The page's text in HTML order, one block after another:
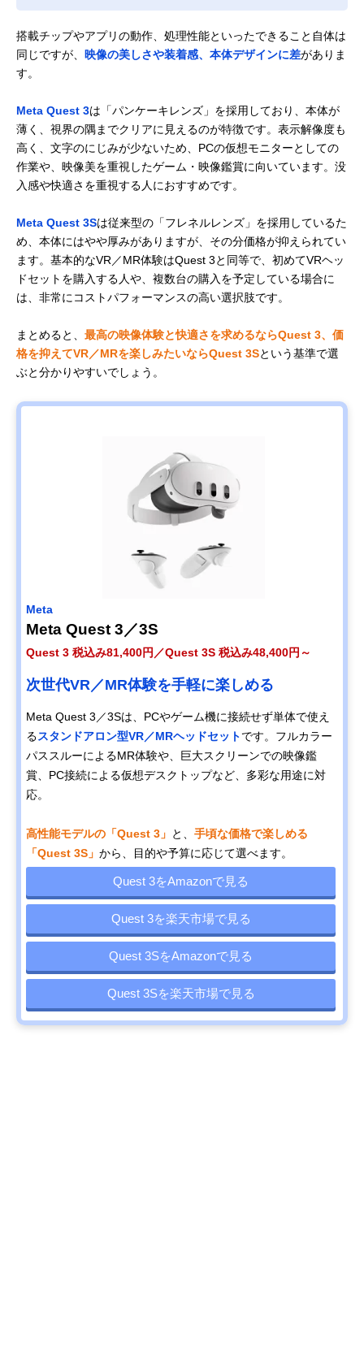
搭載チップやアプリの動作、処理性能といったできること自体は
同じですが、 映像の美しさや装着感、本体デザインに差がありま
す。
Meta Quest 3は「パンケーキレンズ」を採用しており、本体が
薄く、視界の隅までクリアに見えるのが特徴です。表示解像度も
高く、文字のにじみが少ないため、PCの仮想モニターとしての
作業や、映像美を重視したゲーム・映像鑑賞に向いています。没
入感や快適さを重視する人におすすめです。
Meta Quest 3Sは従来型の「フレネルレンズ」を採用しているた
め、本体にはやや厚みがありますが、その分価格が抑えられてい
ます。基本的なVR／MR体験はQuest 3と同等で、初めてVRヘッ
ドセットを購入する人や、複数台の購入を予定している場合に
は、非常にコストパフォーマンスの高い選択肢です。
まとめると、 最高の映像体験と快適さを求めるならQuest 3、価
格を抑えてVR／MRを楽しみたいならQuest 3Sという基準で選
ぶと分かりやすいでしょう。
Meta
Meta Quest 3／3S
Quest 3 税込み81,400円／Quest 3S 税込み48,400円～
次世代VR／MR体験を手軽に楽しめる
Meta Quest 3／3Sは、PCやゲーム機に接続せず単体で使え
るスタンドアロン型VR／MRヘッドセットです。フルカラー
パススルーによるMR体験や、巨大スクリーンでの映像鑑
賞、PC接続による仮想デスクトップなど、多彩な用途に対
応。
高性能モデルの「Quest 3」 と、 手頃な価格で楽しめる
「Quest 3S」 から、目的や予算に応じて選べます。
Quest 3をAmazonで見る
Quest 3を楽天市場で見る
Quest 3SをAmazonで見る
Quest 3Sを楽天市場で見る